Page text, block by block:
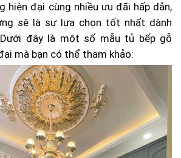
hiện đại cùng nhiều ưu đãi hấp dẫn,
sẽ là sự lựa chọn tốt nhất dành
đây là một số mẫu tủ bếp gỗ
mà bạn có thể tham khảo: